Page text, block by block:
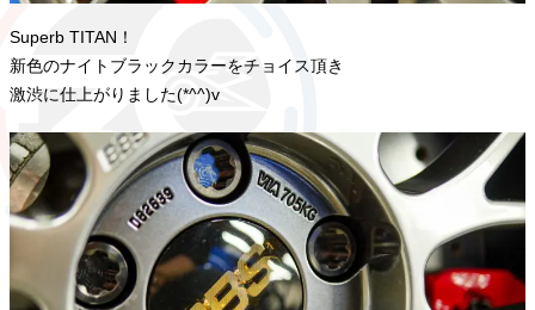
Superb TITAN！
新色のナイトブラックカラーをチョイス頂き
激渋に仕上がりました(*^^)v